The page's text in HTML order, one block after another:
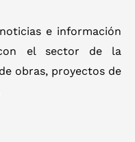
e información
el sector de la
obras, proyectos de